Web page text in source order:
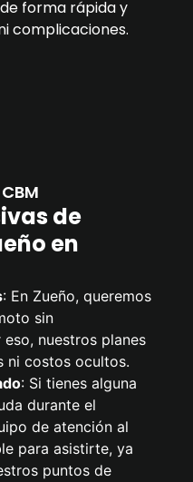
forma rápida y
complicaciones.
de
en
: En Zueño, queremos
sin
nuestros planes
ni costos ocultos.
: Si tienes alguna
durante el
de atención al
para asistirte, ya
puntos de